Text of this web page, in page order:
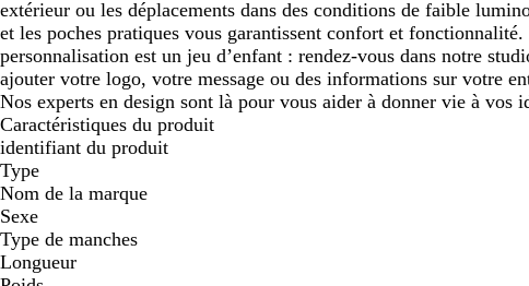
extérieur ou les déplacements dans des conditions de faible
et les poches pratiques vous garantissent confort et
personnalisation est un jeu d’enfant : rendez-vous dans notre
ajouter votre logo, votre message ou des informations sur votre
Nos experts en design sont là pour vous aider à donner vie à vos
Caractéristiques du produit
identifiant du produit
Type
Nom de la marque
Sexe
Type de manches
Longueur